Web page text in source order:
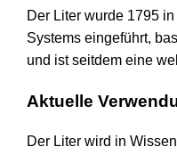
Der Liter wurde 1795
Systems eingeführt,
und ist seitdem eine
Aktuelle
Der Liter wird in